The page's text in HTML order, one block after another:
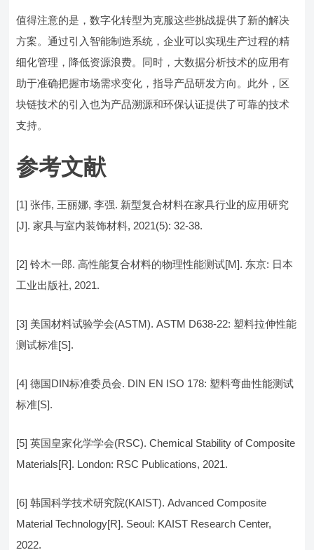
值得注意的是，数字化转型为克服这些挑战提供了新的解决
方案。通过引入智能制造系统，企业可以实现生产过程的精
细化管理，降低资源浪费。同时，大数据分析技术的应用有
助于准确把握市场需求变化，指导产品研发方向。此外，区
块链技术的引入也为产品溯源和环保认证提供了可靠的技术
支持。
参考文献
[1] 张伟, 王丽娜, 李强. 新型复合材料在家具行业的应用研究
[J]. 家具与室内装饰材料, 2021(5): 32-38.
[2] 铃木一郎. 高性能复合材料的物理性能测试[M]. 东京: 日本
工业出版社, 2021.
[3] 美国材料试验学会(ASTM). ASTM D638-22: 塑料拉伸性能
测试标准[S].
[4] 德国DIN标准委员会. DIN EN ISO 178: 塑料弯曲性能测试
标准[S].
[5] 英国皇家化学学会(RSC). Chemical Stability of Composite
Materials[R]. London: RSC Publications, 2021.
[6] 韩国科学技术研究院(KAIST). Advanced Composite
Material Technology[R]. Seoul: KAIST Research Center,
2022.